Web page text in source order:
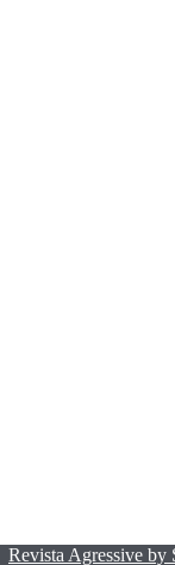
Revista Agressive by